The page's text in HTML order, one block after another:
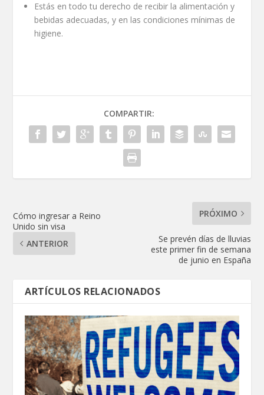
Estás en todo tu derecho de recibir la alimentación y
bebidas adecuadas, y en las condiciones mínimas de
higiene.
COMPARTIR:
Cómo ingresar a Reino
Unido sin visa
ANTERIOR
PRÓXIMO
Se prevén días de lluvias
este primer fin de semana
de junio en España
ARTÍCULOS RELACIONADOS